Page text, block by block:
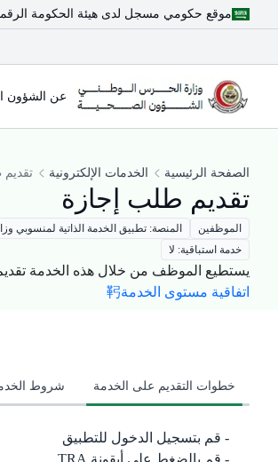
موقع حكومي مسجل لدى هيئة الحكومة
عن الشؤون
الصفحة الرئيسية الخدمات الإلكترونية
تقديم طلب إجازة
الموظفين المنصة: تطبيق الخدمة الذاتية
خدمة استباقية: لا
يستطيع الموظف من خلال هذه الخدمة
اتفاقية مستوى الخدمة
خطوات التقديم على الخدمة شروط
قم بتسجيل الدخول للتطبيق
قم بالضغط على أيقونة TRA